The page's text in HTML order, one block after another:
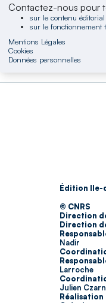
Contactez-nous pour
sur le contenu éditorial
sur le fonctionnement
Mentions Légales
Cookies
Données personnelles
Édition Ile-
© CNRS
Direction
Direction
Nadir
Larroche
Julien
Réalisation